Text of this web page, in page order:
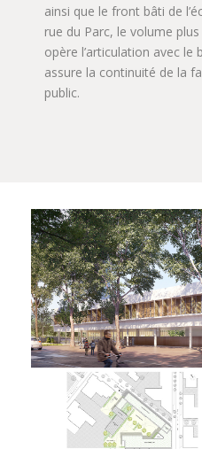
ainsi que le front bâti de
rue du Parc, le volume
opère l’articulation avec
assure la continuité de la
public.